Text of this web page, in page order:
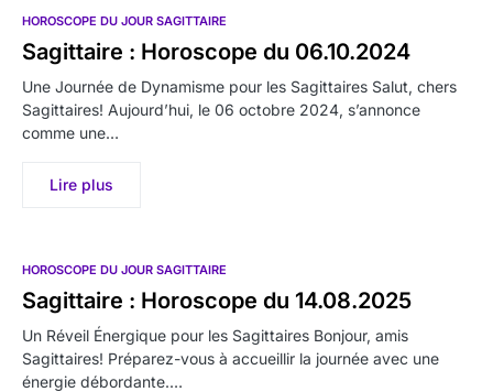
HOROSCOPE DU JOUR SAGITTAIRE
Sagittaire : Horoscope du 06.10.2024
Une Journée de Dynamisme pour les Sagittaires Salut, chers
Sagittaires! Aujourd’hui, le 06 octobre 2024, s’annonce
comme une…
Lire plus
HOROSCOPE DU JOUR SAGITTAIRE
Sagittaire : Horoscope du 14.08.2025
Un Réveil Énergique pour les Sagittaires Bonjour, amis
Sagittaires! Préparez-vous à accueillir la journée avec une
énergie débordante.…